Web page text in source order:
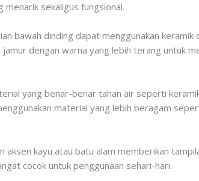
sekaligus fungsional.
bawah dinding dapat menggunakan
dengan warna yang lebih terang untuk
yang benar-benar tahan air seperti
material yang lebih beragam
kayu atau batu alam memberikan
cocok untuk penggunaan sehari-hari.